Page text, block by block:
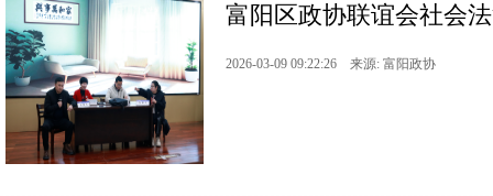
富阳区政协联谊会社会
2026-03-09 09:22:26 来源: 富阳政协